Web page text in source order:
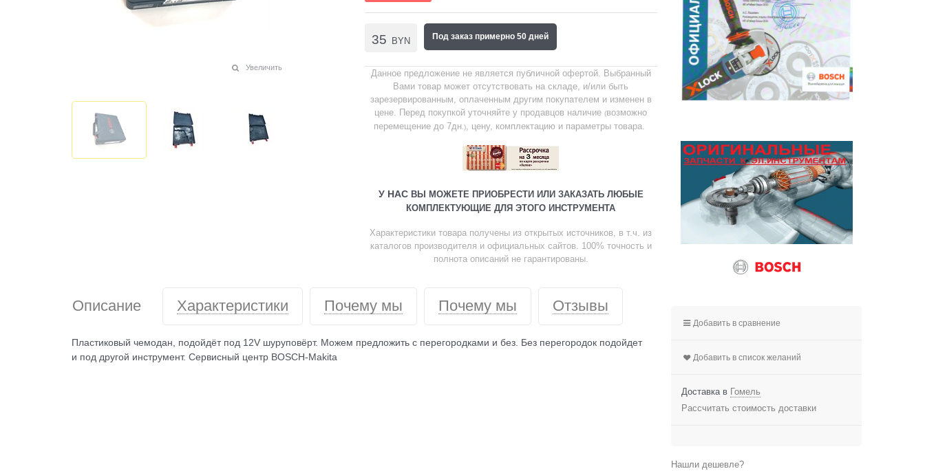
Увеличить
35 BYN Под заказ примерно 50 дней
Данное предложение не является публичной офертой. Выбранный
Вами товар может отсутствовать на складе, и/или быть
зарезервированным, оплаченным другим покупателем и изменен в
цене. Перед покупкой уточняйте у продавцов наличие(возможно
перемещение до 7дн .) , цену, комплектацию и параметры товара.
У НАС ВЫ МОЖЕТЕ ПРИОБРЕСТИ ИЛИ ЗАКАЗАТЬ ЛЮБЫЕ
КОМПЛЕКТУЮЩИЕ ДЛЯ ЭТОГО ИНСТРУМЕНТА
Характеристики товара получены из открытых источников, в т.ч. из
каталогов производителя и официальных сайтов. 100% точность и
полнота описаний не гарантированы.
Описание Характеристики Почему мы Почему мы Отзывы
Пластиковый чемодан, подойдёт под 12V шуруповёрт. Можем предложить с перегородками и без. Без перегородок подойдет
и под другой инструмент. Сервисный центр BOSCH-Makita
Добавить в сравнение
Добавить в список желаний
Доставка в Гомель
Рассчитать стоимость доставки
Нашли дешевле?